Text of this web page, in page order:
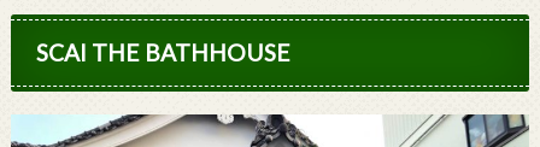
SCAI THE BATHHOUSE